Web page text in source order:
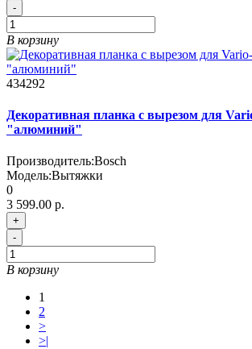
-
В корзину
434292
Декоративная планка с вырезом для
"алюминий"
Производитель:Bosch
Модель:Вытяжки
0
3 599.00 р.
+
-
В корзину
1
2
>
>|